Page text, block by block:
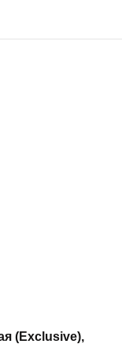
(Exclusive),